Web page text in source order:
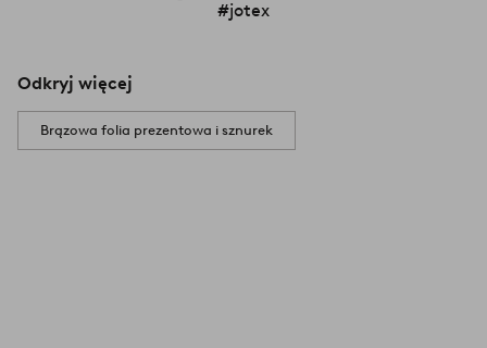
#jotex
Odkryj więcej
Brązowa folia prezentowa i sznurek